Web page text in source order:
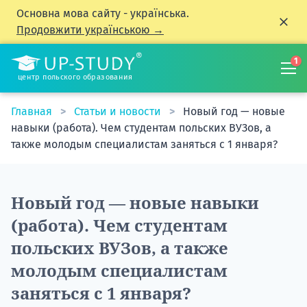
Основна мова сайту - українська.
Продовжити українською →
центр польского образования
1
Главная Статьи и новости
Новый год — новые
навыки (работа). Чем студентам польских ВУЗов, а
также молодым специалистам заняться с 1 января?
Новый год — новые навыки
(работа). Чем студентам
польских ВУЗов, а также
молодым специалистам
заняться с 1 января?